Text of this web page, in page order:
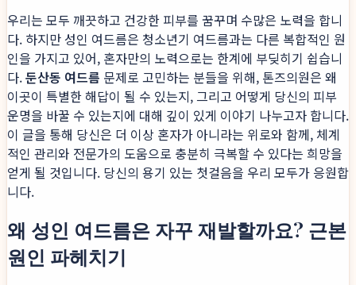
우리는 모두 깨끗하고 건강한 피부를 꿈꾸며 수많은 노력을 합니
다. 하지만 성인 여드름은 청소년기 여드름과는 다른 복합적인 원
인을 가지고 있어, 혼자만의 노력으로는 한계에 부딪히기 쉽습니
다.둔산동 여드름 문제로 고민하는 분들을 위해, 톤즈의원은 왜
이곳이 특별한 해답이 될 수 있는지, 그리고 어떻게 당신의 피부
운명을 바꿀 수 있는지에 대해 깊이 있게 이야기 나누고자 합니다.
이 글을 통해 당신은 더 이상 혼자가 아니라는 위로와 함께, 체계
적인 관리와 전문가의 도움으로 충분히 극복할 수 있다는 희망을
얻게 될 것입니다. 당신의 용기 있는 첫걸음을 우리 모두가 응원합
니다.
왜 성인 여드름은 자꾸 재발할까요? 근본
원인 파헤치기